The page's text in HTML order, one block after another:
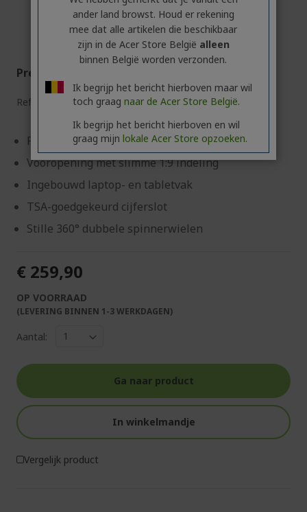
Predator Koffer Streetstyle 20"
Ref. GP.BAG11.003
Predator 20" Handbagage Koffer – 41L
Vooropening met slimme 1:9 indeling
Ingebouwd laptop- en tabletvak
TSA-goedgekeurd cijferslot
Stille 360° dubbele spinnerwielen
€ 259,90
OP VOORRAAD
(LEVERING BINNEN 1-3 WERKDAGEN)
Aantal:
Ga naar product
In winkelmandje
Vergelijk product
ander land browst. Houd er rekening
mee dat alle artikelen die beschikbaar
zijn in de Acer Store België alleen
binnen België worden verzonden.
Ik begrijp het bericht hierboven maar wil
toch graag naar de Acer Store België.
Ik begrijp het bericht hierboven en wil
graag mijn lokale Acer Store opzoeken.